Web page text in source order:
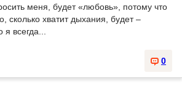
меня, будет «любовь», потому что
сколько хватит дыхания, будет –
всегда...
0